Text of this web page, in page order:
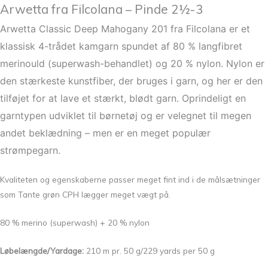
Arwetta fra Filcolana – Pinde 2½-3
Arwetta Classic Deep Mahogany 201 fra Filcolana er et
klassisk 4-trådet kamgarn spundet af 80 % langfibret
merinould (superwash-behandlet) og 20 % nylon. Nylon er
den stærkeste kunstfiber, der bruges i garn, og her er den
tilføjet for at lave et stærkt, blødt garn. Oprindeligt en
garntypen udviklet til børnetøj og er velegnet til megen
andet beklædning – men er en meget populær
strømpegarn.
Kvaliteten og egenskaberne passer meget fint ind i de målsætninger
som Tante grøn CPH lægger meget vægt på.
80 % merino (superwash) + 20 % nylon
Løbelængde/Yardage: 210 m pr. 50 g/229 yards per 50 g